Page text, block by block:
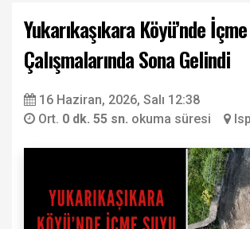
Yukarıkaşıkara Köyü’nde
Çalışmalarında Sona Gelindi
16 Haziran, 2026, Salı 12:38
Ort. 0 dk. 55 sn. okuma süresi